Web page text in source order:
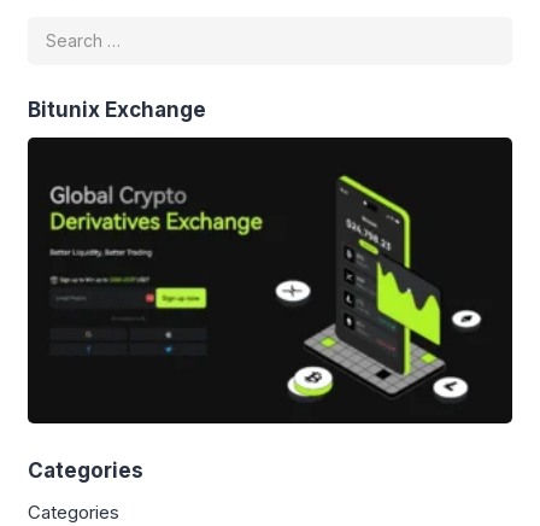
nama Ketua DPD Partai Golkar Kota
[…]
Bitunix Exchange
Categories
Categories